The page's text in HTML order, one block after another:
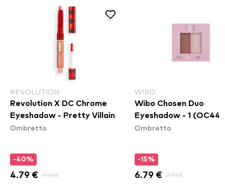
REVOLUTION
Revolution X DC Chrome
Eyeshadow - Pretty Villain
Ombretto
-40%
4.79 € 7.99 €
WIBO
Wibo Chosen Duo
Eyeshadow - 1
Ombretto
-15%
6.79 € 7.99 €